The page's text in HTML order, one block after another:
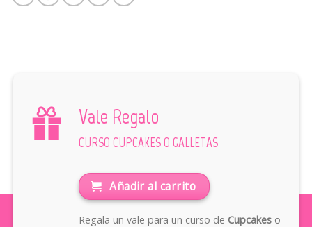
Vale Regalo
CURSO CUPCAKES O GALLETAS
Añadir al carrito
Regala un vale para un curso de Cupcakeso